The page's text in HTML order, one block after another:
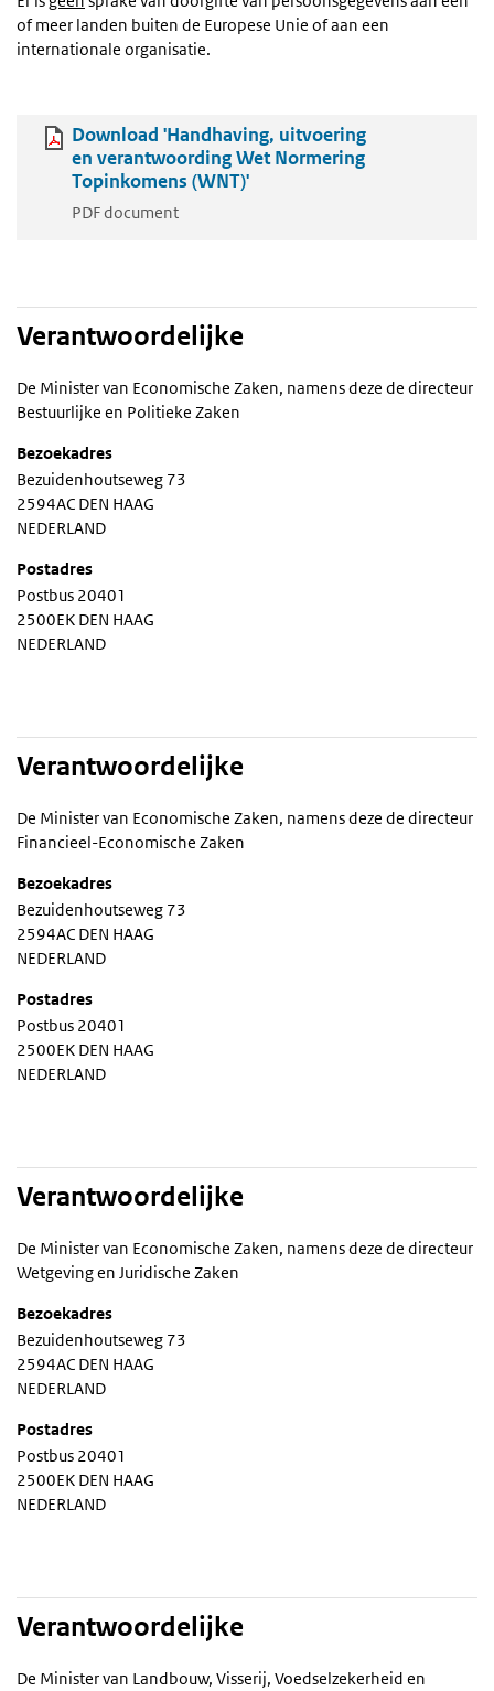
of meer landen buiten de Europese Unie of aan een
internationale organisatie.
Download 'Handhaving, uitvoering
en verantwoording Wet Normering
Topinkomens (WNT)'
PDF document
Verantwoordelijke
De Minister van Economische Zaken, namens deze de directeur
Bestuurlijke en Politieke Zaken
Bezoekadres
Bezuidenhoutseweg 73
2594AC DEN HAAG
NEDERLAND
Postadres
Postbus 20401
2500EK DEN HAAG
NEDERLAND
Verantwoordelijke
De Minister van Economische Zaken, namens deze de directeur
Financieel-Economische Zaken
Bezoekadres
Bezuidenhoutseweg 73
2594AC DEN HAAG
NEDERLAND
Postadres
Postbus 20401
2500EK DEN HAAG
NEDERLAND
Verantwoordelijke
De Minister van Economische Zaken, namens deze de directeur
Wetgeving en Juridische Zaken
Bezoekadres
Bezuidenhoutseweg 73
2594AC DEN HAAG
NEDERLAND
Postadres
Postbus 20401
2500EK DEN HAAG
NEDERLAND
Verantwoordelijke
De Minister van Landbouw, Visserij, Voedselzekerheid en